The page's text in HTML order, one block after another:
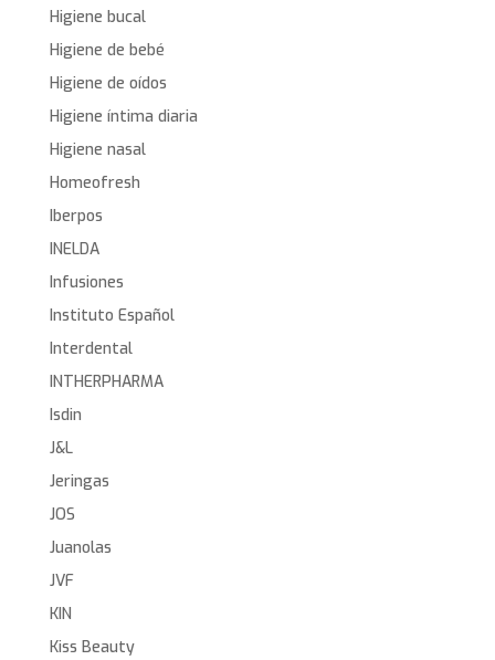
Higiene bucal
Higiene de bebé
Higiene de oídos
Higiene íntima diaria
Higiene nasal
Homeofresh
Iberpos
INELDA
Infusiones
Instituto Español
Interdental
INTHERPHARMA
Isdin
J&L
Jeringas
JOS
Juanolas
JVF
KIN
Kiss Beauty